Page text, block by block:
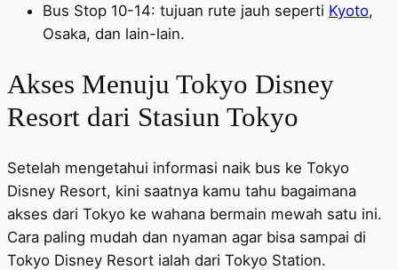
Bus Stop 10-14: tujuan rute jauh seperti Kyoto,
Osaka, dan lain-lain.
Akses Menuju Tokyo Disney
Resort dari Stasiun Tokyo
Setelah mengetahui informasi naik bus ke Tokyo
Disney Resort, kini saatnya kamu tahu bagaimana
akses dari Tokyo ke wahana bermain mewah satu ini.
Cara paling mudah dan nyaman agar bisa sampai di
Tokyo Disney Resort ialah dari Tokyo Station.